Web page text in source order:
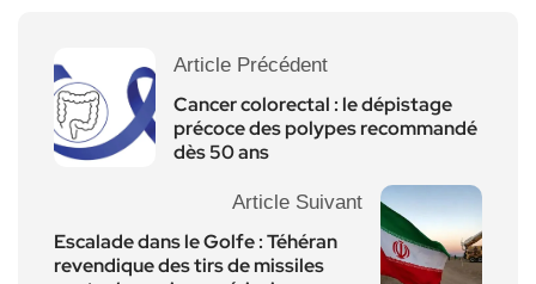
Article Précédent
Cancer colorectal : le dépistage
précoce des polypes recommandé
dès 50 ans
Article Suivant
Escalade dans le Golfe : Téhéran
revendique des tirs de missiles